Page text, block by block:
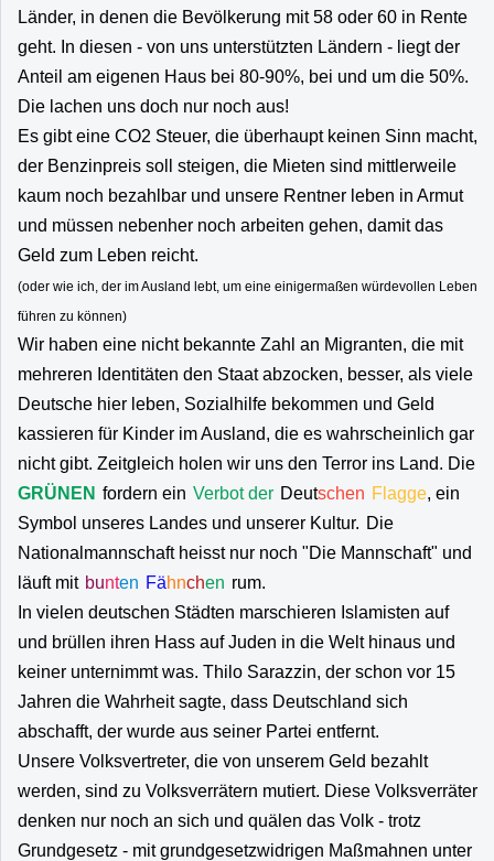
Länder, in denen die Bevölkerung mit 58 oder 60 in Rente
geht. In diesen - von uns unterstützten Ländern - liegt der
Anteil am eigenen Haus bei 80-90%, bei und um die 50%.
Die lachen uns doch nur noch aus!
Es gibt eine CO2 Steuer, die überhaupt keinen Sinn macht,
der Benzinpreis soll steigen, die Mieten sind mittlerweile
kaum noch bezahlbar und unsere Rentner leben in Armut
und müssen nebenher noch arbeiten gehen, damit das
Geld zum Leben reicht.
(oder wie ich, der im Ausland lebt, um eine einigermaßen würdevollen Leben
führen zu können)
Wir haben eine nicht bekannte Zahl an Migranten, die mit
mehreren Identitäten den Staat abzocken, besser, als viele
Deutsche hier leben, Sozialhilfe bekommen und Geld
kassieren für Kinder im Ausland, die es wahrscheinlich gar
nicht gibt. Zeitgleich holen wir uns den Terror ins Land. Die
GRÜNEN fordern ein Verbot der Deutschen Flagge, ein
Symbol unseres Landes und unserer Kultur. Die
Nationalmannschaft heisst nur noch "Die Mannschaft" und
läuft mit bunten Fähnchen rum.
In vielen deutschen Städten marschieren Islamisten auf
und brüllen ihren Hass auf Juden in die Welt hinaus und
keiner unternimmt was. Thilo Sarazzin, der schon vor 15
Jahren die Wahrheit sagte, dass Deutschland sich
abschafft, der wurde aus seiner Partei entfernt.
Unsere Volksvertreter, die von unserem Geld bezahlt
werden, sind zu Volksverrätern mutiert. Diese Volksverräter
denken nur noch an sich und quälen das Volk - trotz
Grundgesetz - mit grundgesetzwidrigen Maßmahnen unter